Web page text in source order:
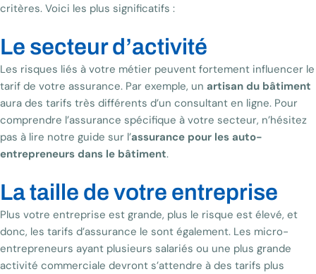
critères. Voici les plus significatifs :
Le secteur d’activité
Les risques liés à votre métier peuvent fortement influencer le
tarif de votre assurance. Par exemple, un artisan du bâtiment
aura des tarifs très différents d’un consultant en ligne. Pour
comprendre l’assurance spécifique à votre secteur, n’hésitez
pas à lire notre guide sur l’assurance pour les auto-
entrepreneurs dans le bâtiment.
La taille de votre entreprise
Plus votre entreprise est grande, plus le risque est élevé, et
donc, les tarifs d’assurance le sont également. Les micro-
entrepreneurs ayant plusieurs salariés ou une plus grande
activité commerciale devront s’attendre à des tarifs plus